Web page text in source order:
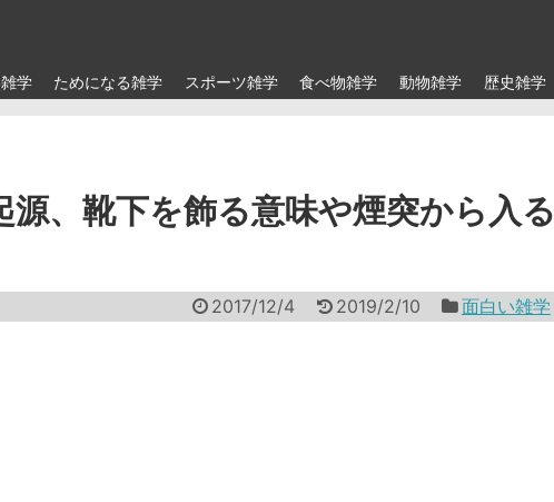
学 ためになる雑学 スポーツ雑学 食べ物雑学 動物雑学 歴史雑学
、靴下を飾る意味や煙突から入る
2017/12/4 2019/2/10 面白い雑学